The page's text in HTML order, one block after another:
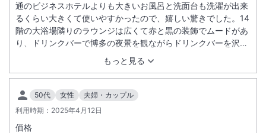
もっと見る
通のビジネスホテルよりも大きいお風呂と洗面台も洗濯が出来
るくらい大きくて使いやすかったので、嬉しい驚きでした。14
階の大浴場隣りのラウンジは広くて赤と黒の装飾でムードがあ
り、ドリンクバーで博多の夜景を観ながらドリンクバーを沢山
いただきました。何度もラウンジで休憩しました。 また利用し
50代 女性
夫婦・カップル
利用時期： 2025年4月12日
価格